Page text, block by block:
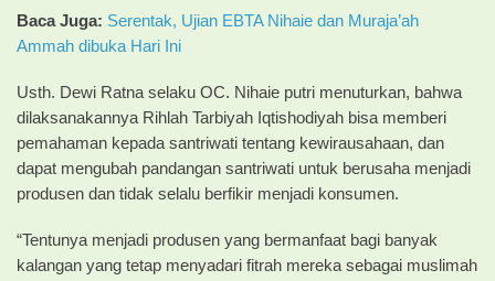
Baca Juga: Serentak, Ujian EBTA Nihaie dan Muraja’ah
Ammah dibuka Hari Ini
Usth. Dewi Ratna selaku OC. Nihaie putri menuturkan, bahwa
dilaksanakannya Rihlah Tarbiyah Iqtishodiyah bisa memberi
pemahaman kepada santriwati tentang kewirausahaan, dan
dapat mengubah pandangan santriwati untuk berusaha menjadi
produsen dan tidak selalu berfikir menjadi konsumen.
“Tentunya menjadi produsen yang bermanfaat bagi banyak
kalangan yang tetap menyadari fitrah mereka sebagai muslimah